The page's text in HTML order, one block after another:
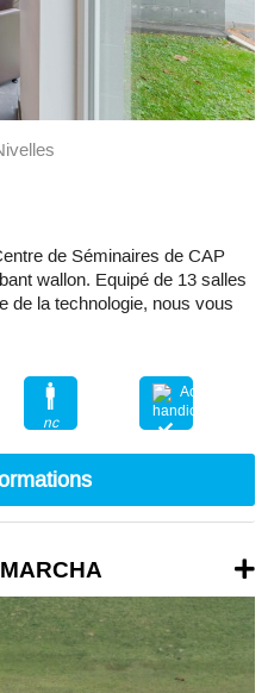
de Séminaires de CAP
wallon. Equipé de 13 salles
de la technologie, nous vous
nc